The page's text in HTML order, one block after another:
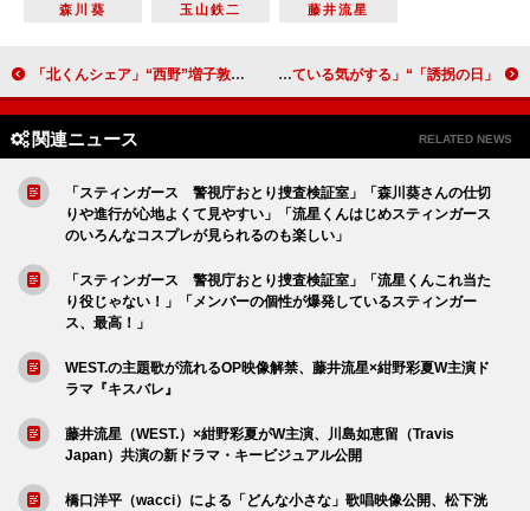
森川葵 玉山鉄二 藤井流星
「北くんシェア」“西野”増子敦貴の過去に「胸が苦しくなった」 「“北くん”岩瀬洋志の幼少期が気になる」 「誘拐の日」“凛”永尾柚乃の両親を殺した犯人が判明 「まさかの犯人に驚いた」「誰かをかばっている気がする」
関連ニュース RELATED NEWS
「スティンガース 警視庁おとり捜査検証室」「森川葵さんの仕切
りや進行が心地よくて見やすい」「流星くんはじめスティンガース
のいろんなコスプレが見られるのも楽しい」
「スティンガース 警視庁おとり捜査検証室」「流星くんこれ当た
り役じゃない！」「メンバーの個性が爆発しているスティンガー
ス、最高！」
WEST.の主題歌が流れるOP映像解禁、藤井流星×紺野彩夏W主演ド
ラマ『キスバレ』
藤井流星（WEST.）×紺野彩夏がW主演、川島如恵留（Travis
Japan）共演の新ドラマ・キービジュアル公開
橋口洋平（wacci）による「どんな小さな」歌唱映像公開、松下洸